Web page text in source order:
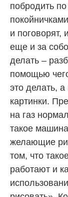
побродить по
и поговорят,
еще и за
делать –
помощью
это делать,
картинки.
на газ
такое
желающие
том, что
работают и